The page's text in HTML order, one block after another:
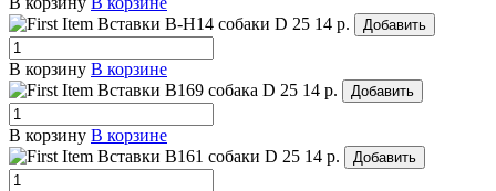
Вставки B-H14 собаки D 25 14 р. Добавить
В корзину В корзине
Вставки B169 собака D 25 14 р. Добавить
В корзину В корзине
Вставки B161 собаки D 25 14 р. Добавить